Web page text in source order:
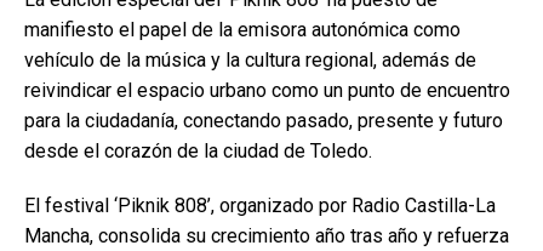
manifiesto el papel de la emisora autonómica como
vehículo de la música y la cultura regional, además de
reivindicar el espacio urbano como un punto de encuentro
para la ciudadanía, conectando pasado, presente y futuro
desde el corazón de la ciudad de Toledo.
El festival ‘Piknik 808’, organizado por Radio Castilla-La
Mancha, consolida su crecimiento año tras año y refuerza